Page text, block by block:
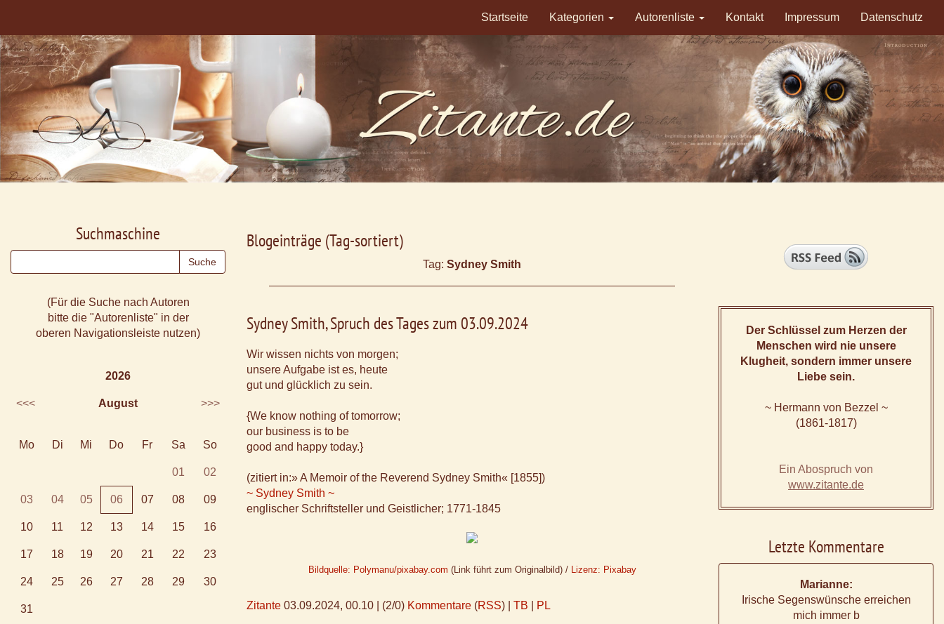
Startseite Kategorien Autorenliste Kontakt Impressum Datenschutz
Blogeinträge (Tag-sortiert)
Tag: Sydney Smith
Sydney Smith, Spruch des Tages zum 03.09.2024
Wir wissen nichts von morgen;
unsere Aufgabe ist es, heute
gut und glücklich zu sein.
{We know nothing of tomorrow;
our business is to be
good and happy today.}
(zitiert in:» A Memoir of the Reverend Sydney Smith« [1855])
~ Sydney Smith ~
englischer Schriftsteller und Geistlicher; 1771-1845
Bildquelle: Polymanu/pixabay.com (Link führt zum Originalbild) / Lizenz: Pixabay
Zitante 03.09.2024, 00.10 (2/0) Kommentare (RSS) | TB PL
Suchmaschine
(Für die Suche nach Autoren
bitte die "Autorenliste" in der
oberen Navigationsleiste nutzen)
2026
<<< August >>>
Mo Di Mi Do Fr Sa So
01 02
03 04 05 06 07 08 09
10 11 12 13 14 15 16
17 18 19 20 21 22 23
24 25 26 27 28 29 30
31
Der Schlüssel zum Herzen der
Menschen wird nie unsere
Klugheit, sondern immer unsere
Liebe sein.
~ Hermann von Bezzel ~
(1861-1817)
Ein Abospruch von
www.zitante.de
Letzte Kommentare
Marianne:
Irische Segenswünsche erreichen
mich immer b